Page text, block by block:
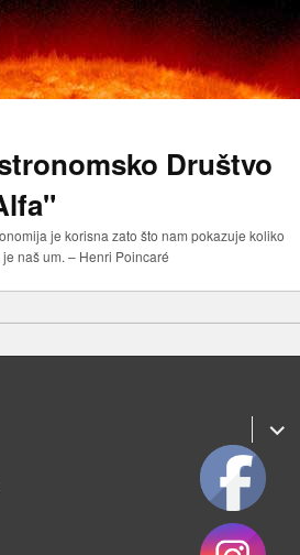
Društvo
je korisna zato što nam pokazuje koliko
naš um. – Henri Poincaré
child
menu
child
menu